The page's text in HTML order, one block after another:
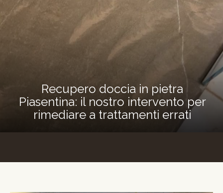
Recupero doccia in pietra
Piasentina: il nostro intervento per
rimediare a trattamenti errati